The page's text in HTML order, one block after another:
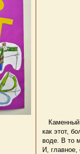
Каменный
как этот,
воде. В то
И, главное,